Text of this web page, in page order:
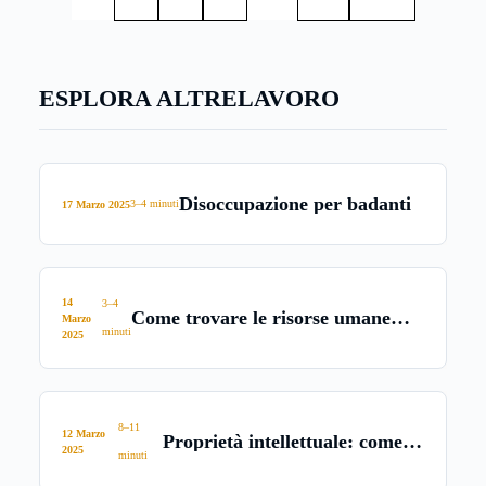
ESPLORA ALTRELAVORO
17 Marzo 20253–4 minutiDisoccupazione per badanti
14
Marzo
2025
3–4
minuti
Come trovare le risorse umane
giuste per la propria azienda
12 Marzo
2025
8–11
minuti
Proprietà intellettuale: come